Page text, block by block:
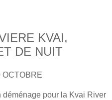
KVAI,
DE NUIT
OCTOBRE
déménage pour la Kvai River